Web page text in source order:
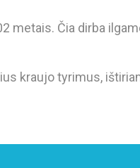
metais. Čia dirba
kraujo tyrimus,